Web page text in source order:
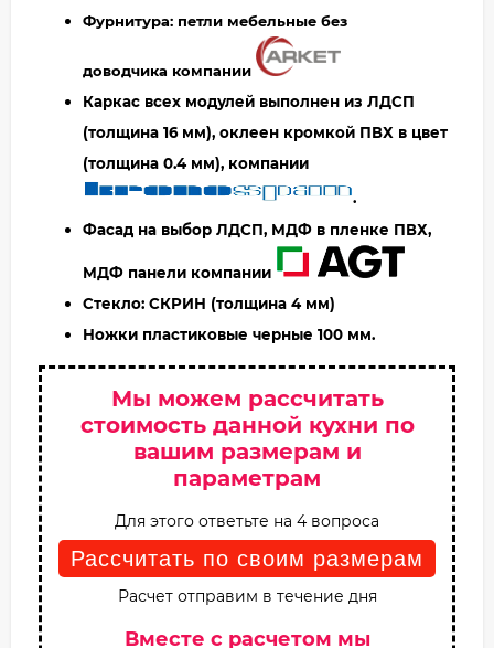
Фурнитура: петли мебельные без
доводчика компании
Каркас всех модулей выполнен из ЛДСП
(толщина 16 мм), оклеен кромкой ПВХ в цвет
(толщина 0.4 мм), компании
.
Фасад на выбор ЛДСП, МДФ в пленке ПВХ,
МДФ панели компании
Стекло: СКРИН (толщина 4 мм)
Ножки пластиковые черные 100 мм.
Мы можем рассчитать
стоимость данной кухни по
вашим размерам и
параметрам
Для этого ответьте на 4 вопроса
Рассчитать по своим размерам
Расчет отправим в течение дня
Вместе с расчетом мы